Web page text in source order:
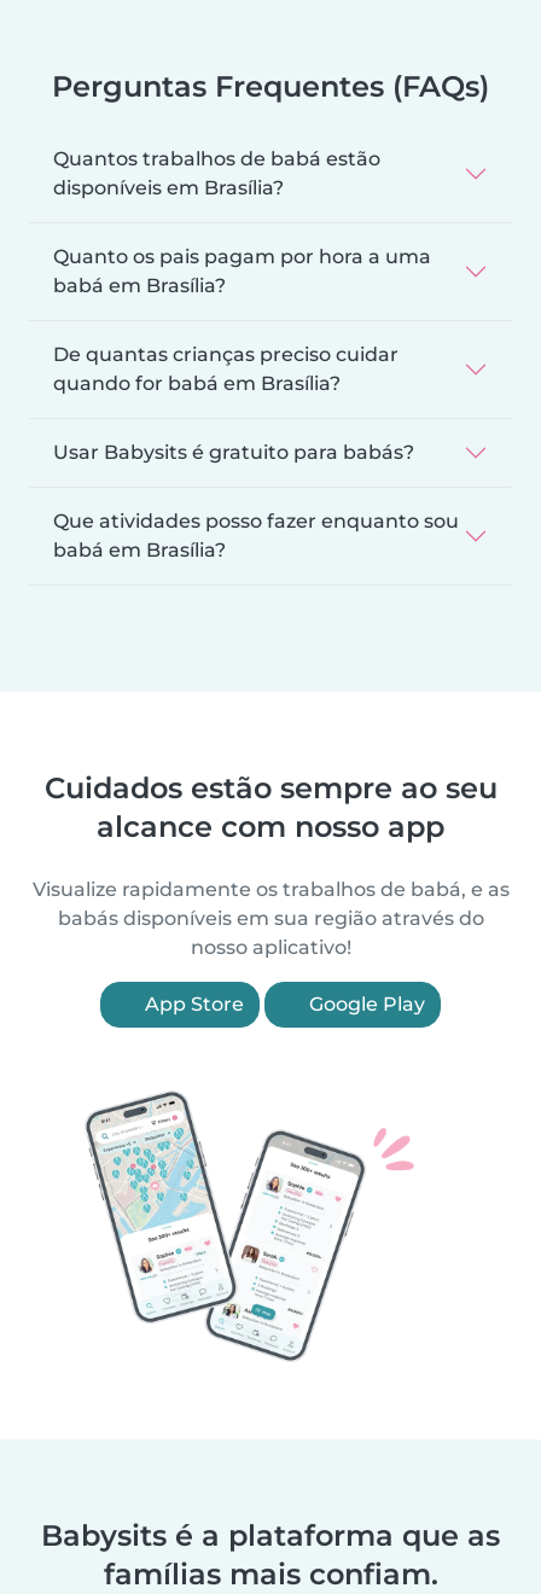
Perguntas Frequentes (FAQs)
Quantos trabalhos de babá estão
disponíveis em Brasília?
Quanto os pais pagam por hora a uma
babá em Brasília?
De quantas crianças preciso cuidar
quando for babá em Brasília?
Usar Babysits é gratuito para babás?
Que atividades posso fazer enquanto sou
babá em Brasília?
Cuidados estão sempre ao seu
alcance com nosso app
Visualize rapidamente os trabalhos de babá, e as
babás disponíveis em sua região através do
nosso aplicativo!
App Store Google Play
Babysits é a plataforma que as
famílias mais confiam.